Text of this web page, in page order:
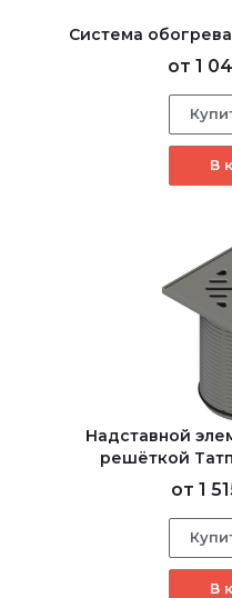
Система
от 1
В
Надставной
решёткой
от 1
В